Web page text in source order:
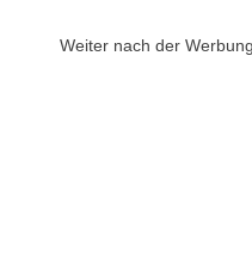
Weiter nach der Werbung